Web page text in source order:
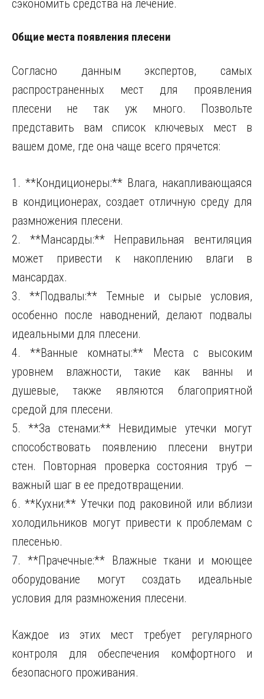
сэкономить средства на лечение.
Общие места появления плесени
Согласно данным экспертов, самых
распространенных мест для проявления
плесени не так уж много. Позвольте
представить вам список ключевых мест в
вашем доме, где она чаще всего прячется:
1. **Кондиционеры:** Влага, накапливающаяся
в кондиционерах, создает отличную среду для
размножения плесени.
2. **Мансарды:** Неправильная вентиляция
может привести к накоплению влаги в
мансардах.
3. **Подвалы:** Темные и сырые условия,
особенно после наводнений, делают подвалы
идеальными для плесени.
4. **Ванные комнаты:** Места с высоким
уровнем влажности, такие как ванны и
душевые, также являются благоприятной
средой для плесени.
5. **За стенами:** Невидимые утечки могут
способствовать появлению плесени внутри
стен. Повторная проверка состояния труб —
важный шаг в ее предотвращении.
6. **Кухни:** Утечки под раковиной или вблизи
холодильников могут привести к проблемам с
плесенью.
7. **Прачечные:** Влажные ткани и моющее
оборудование могут создать идеальные
условия для размножения плесени.
Каждое из этих мест требует регулярного
контроля для обеспечения комфортного и
безопасного проживания.